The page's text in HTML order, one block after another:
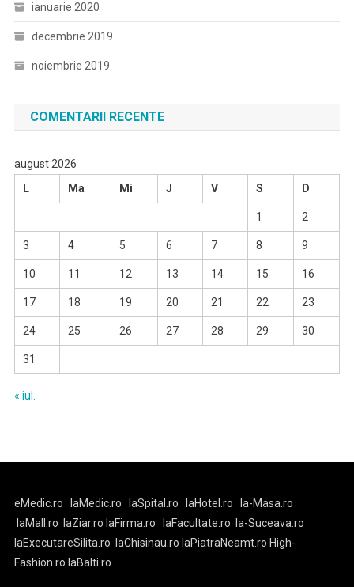
ianuarie 2020
decembrie 2019
noiembrie 2019
COMENTARII RECENTE
august 2026
L
Ma Mi J V S D
1 2
3 4 5 6 7 8 9
10 11 12 13 14 15 16
17 18 19 20 21 22 23
24 25 26 27 28 29 30
31
« iul.
eMedic.ro laMedic.ro laSpital.ro laHotel.ro
la-Masa.ro
laMall.ro
laZiar.ro laFirma.ro laFacultate.ro
la-Suceava.ro
laExecutareSilita.ro
laChisinau.ro laPiatraNeamt.ro High-
Fashion.ro laBalti.ro